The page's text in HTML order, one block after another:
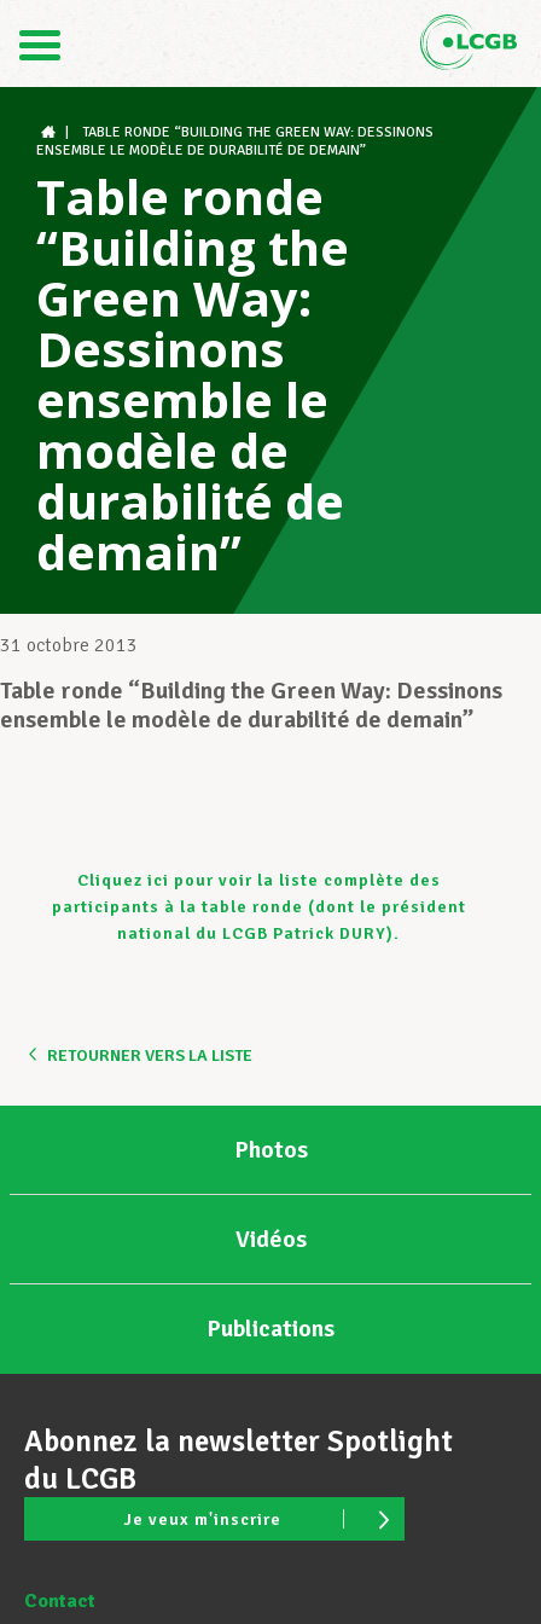
DE
Le LCGB
Structures syndicales
Assistance au Travail
Vos droits
Assistance en vie privée
Développement professionnel
Actualités
TABLE RONDE “BUILDING THE GREEN WAY: DESSINONS
ENSEMBLE LE MODÈLE DE DURABILITÉ DE DEMAIN”
Table ronde
“Building the
Green Way:
Dessinons
ensemble le
modèle de
durabilité de
demain”
31 octobre 2013
Table ronde “Building the Green Way: Dessinons
ensemble le modèle de durabilité de demain”
Cliquez ici pour voir la liste complète des
participants à la table ronde (dont le président
national du LCGB Patrick DURY).
RETOURNER VERS LA LISTE
Photos
Vidéos
Publications
Abonnez la newsletter Spotlight
du LCGB
Je veux m'inscrire
Contact